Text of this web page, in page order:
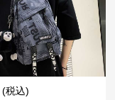
(税込)